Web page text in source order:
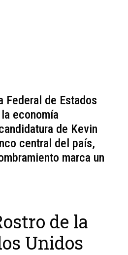
Federal de Estados
economía
de Kevin
central del país,
marca un
de la
Unidos